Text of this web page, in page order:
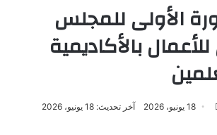
الأولى للمجلس
بالأكاديمية
أرسل 18 يونيو، 2026 آخر تحديث: 18 يونيو، 2026